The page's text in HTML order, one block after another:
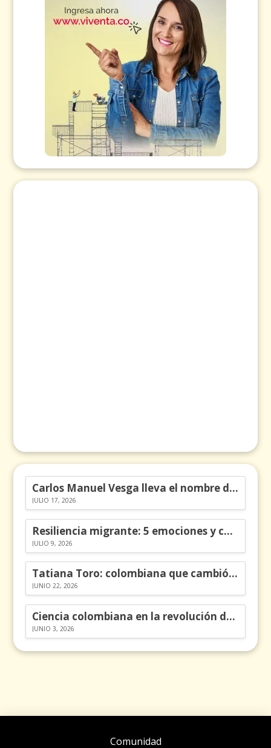
Carlos Manuel Vesga lleva el nombre de Colombia a los Emmy
JULIO 17, 2026
Resiliencia migrante: 5 emociones y cómo gestionarlas
JULIO 9, 2026
Tatiana Toro: colombiana que cambió la historia de las matemáticas
JUNIO 22, 2026
Ciencia colombiana en la revolución de los órganos en chips
JUNIO 3, 2026
Comunidad